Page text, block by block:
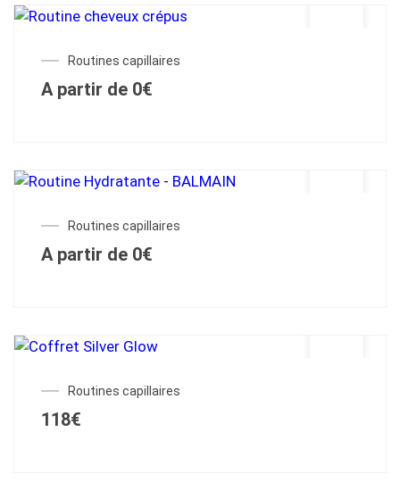
Routines capillaires
A partir de 0€
Routines capillaires
A partir de 0€
Routines capillaires
118€